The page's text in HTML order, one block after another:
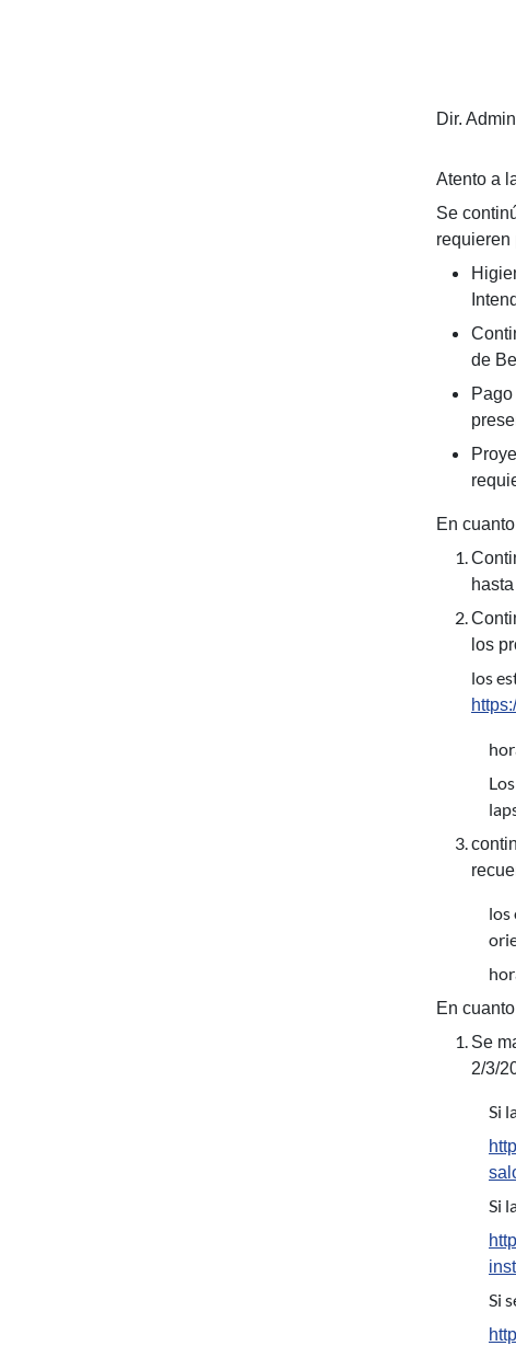
Dir.
Atento a
Se
requieren
de
En
los
los
los
En
Se
2/3/
Si
Si
Si